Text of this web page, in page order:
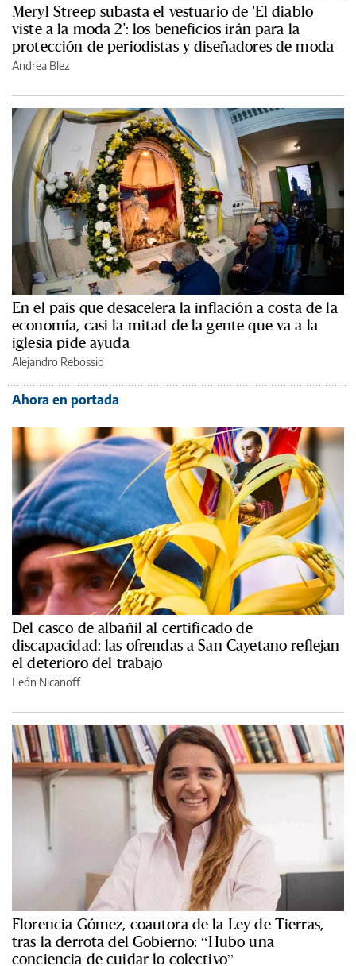
Meryl Streep subasta el vestuario de 'El diablo
viste a la moda 2': los beneficios irán para la
protección de periodistas y diseñadores de moda
Andrea Blez
En el país que desacelera la inflación a costa de la
economía, casi la mitad de la gente que va a la
iglesia pide ayuda
Alejandro Rebossio
Ahora en portada
Del casco de albañil al certificado de
discapacidad: las ofrendas a San Cayetano reflejan
el deterioro del trabajo
León Nicanoff
Florencia Gómez, coautora de la Ley de Tierras,
tras la derrota del Gobierno: “Hubo una
conciencia de cuidar lo colectivo”